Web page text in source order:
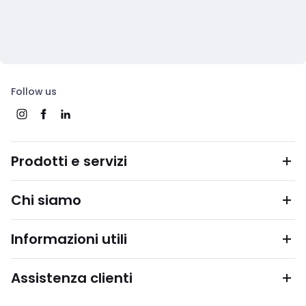
Follow us
Prodotti e servizi
Chi siamo
Informazioni utili
Assistenza clienti